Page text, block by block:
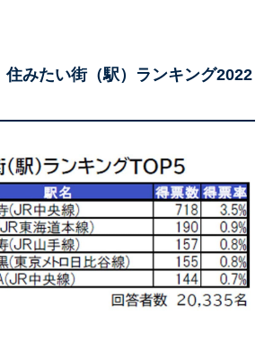
住みたい街（駅）ランキング2022